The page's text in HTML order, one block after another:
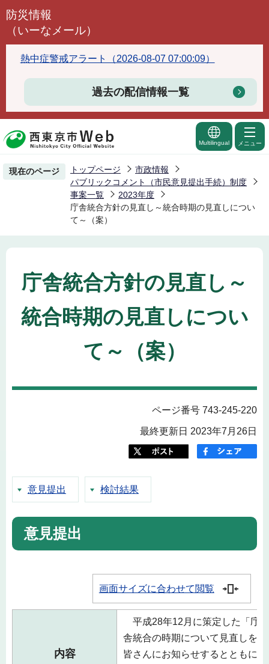
こ
頭
で
防災情報
（いーなメール）
熱中症警戒アラート（2026-08-07 07:00:09）
過去の配信情報一覧
Multilingual メニュー
現在のページ トップページ
市政情報
パブリックコメント（市民意見提出手続）制度
事案一覧
2023年度
庁舎統合方針の見直し～統合時期の見直しについ
て～（案）
庁舎統合方針の見直し～
統合時期の見直しについ
て～（案）
ページ番号 743-245-220
最終更新日 2023年7月26日
意見提出 検討結果
意見提出
画面サイズに合わせて閲覧
内容
平成28年12月に策定した「庁
舎統合の時期について見直しを
皆さんにお知らせするとともに